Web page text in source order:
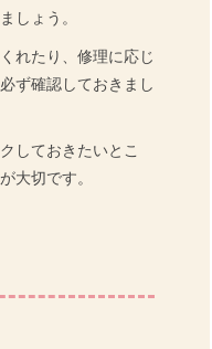
しょう。
れたり、修理に応じ
ず確認しておきまし
しておきたいとこ
大切です。